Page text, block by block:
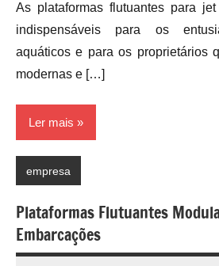
As plataformas flutuantes para
indispensáveis para os
aquáticos e para os proprietários
modernas e […]
Ler mais
empresa
Plataformas Flutuantes
Embarcações